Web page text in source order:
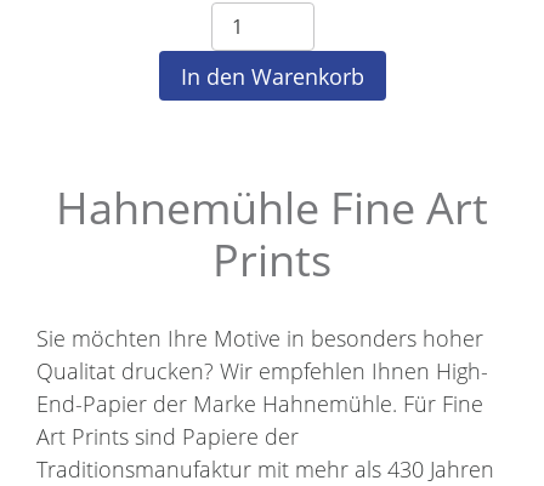
Hahnemühle Fine Art
Prints
Sie möchten Ihre Motive in besonders hoher
Qualitat drucken? Wir empfehlen Ihnen High-
End-Papier der Marke Hahnemühle. Für Fine
Art Prints sind Papiere der
Traditionsmanufaktur mit mehr als 430 Jahren